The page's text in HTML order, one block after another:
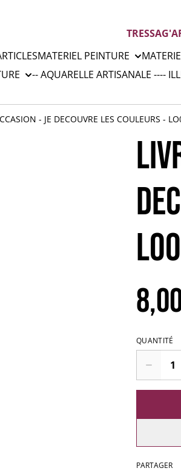
MATERIEL PEINTURE
-- AQUARELLE ARTISANALE ----
- JE DECOUVRE LES COULEURS -
QUANTITÉ
PARTAGER